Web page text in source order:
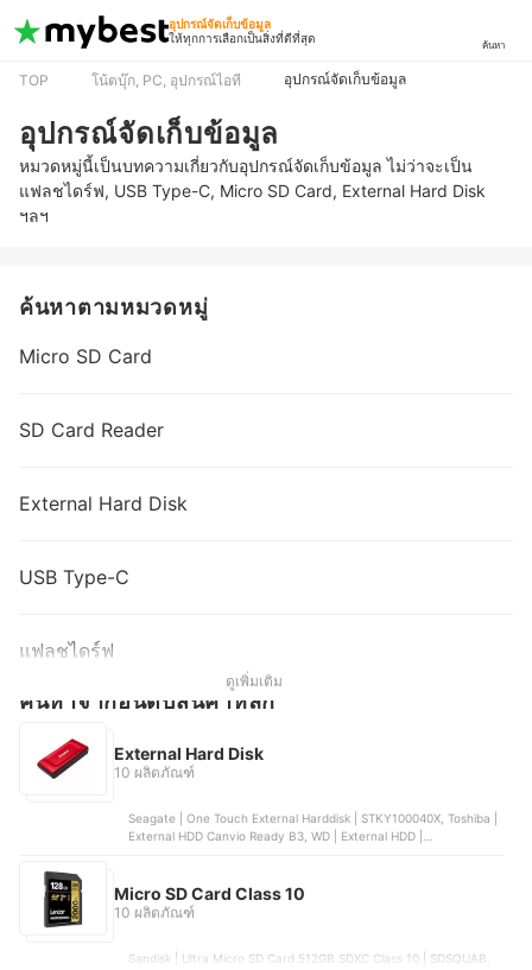
อุปกรณ์จัดเก็บข้อมูล
ให้ทุกการเลือกเป็นสิ่งที่ดีที่สุด
ค้นหา
TOP โน้ตบุ๊ก, PC, อุปกรณ์ไอที อุปกรณ์จัดเก็บข้อมูล
อุปกรณ์จัดเก็บข้อมูล
หมวดหมู่นี้เป็นบทความเกี่ยวกับอุปกรณ์จัดเก็บข้อมูล ไม่ว่าจะเป็น
แฟลชไดร์ฟ, USB Type-C, Micro SD Card, External Hard Disk
ฯลฯ
ค้นหาตามหมวดหมู่
Micro SD Card
SD Card Reader
External Hard Disk
USB Type-C
แฟลชไดร์ฟ
ดูเพิ่มเติม
ค้นหาจากอันดับสินค้าหลัก
External Hard Disk
10 ผลิตภัณฑ์
Seagate | One Touch External Harddisk | STKY100040X, Toshiba |
External HDD Canvio Ready B3, WD | External HDD |
Micro SD Card Class 10
10 ผลิตภัณฑ์
Sandisk | Ultra Micro SD Card 512GB SDXC Class 10 | SDSQUAB,